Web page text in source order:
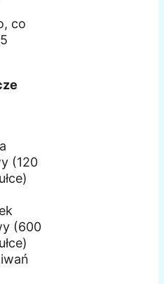
co
(120
(600